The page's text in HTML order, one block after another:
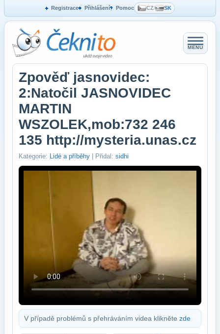
Registrace Přihlášení Pomoc CZ/ SK
MENU
Zpověď jasnovidec:
2:Natočil JASNOVIDEC
MARTIN
WSZOLEK,mob:732 246
135 http://mysteria.unas.cz
Kategorie: Lidé a příběhy | Přidal: sidhi
V případě problémů s přehráváním videa klikněte zde